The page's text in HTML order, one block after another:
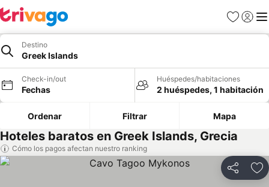
Favoritos
Iniciar
Destino
Greek Islands
Check-in/out
Fechas
Huéspedes/habitaciones
2 huéspedes, 1 habitación
Ordenar Filtrar Mapa
Hoteles baratos en Greek Islands, Grecia
Cómo los pagos afectan nuestro ranking
Compartir